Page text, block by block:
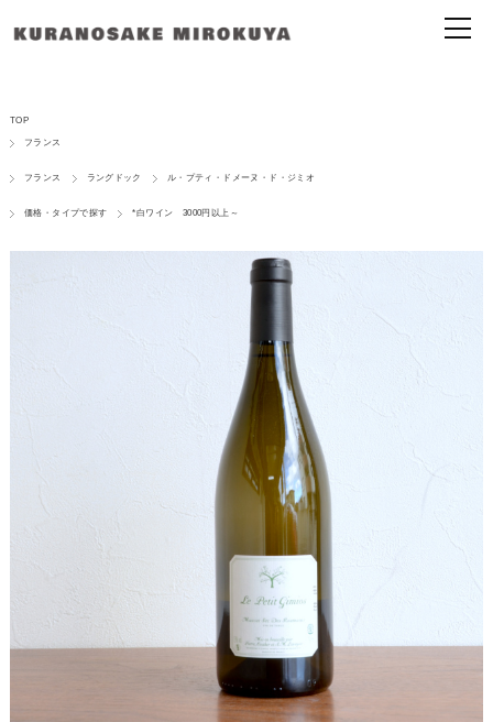
TOP
フランス
フランス ラングドック ル・プティ・ドメーヌ・ド・ジミオ
価格・タイプで探す *白ワイン 3000円以上～